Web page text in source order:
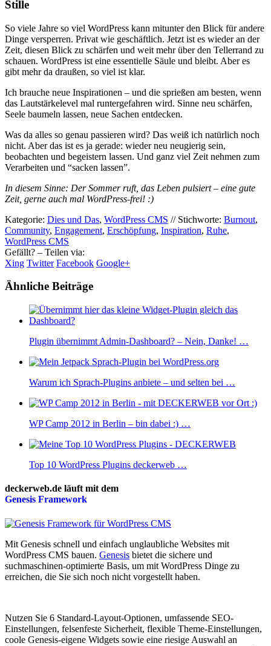
Stille
So viele Jahre so viel WordPress kann mitunter den Blick für andere
Dinge versperren. Privat wie geschäftlich. Jetzt ist es wieder an der
Zeit, diesen Blick zu schärfen und weit mehr über den Tellerrand zu
schauen. WordPress ist eine essentielle Säule und bleibt. Aber es
gibt mehr da draußen, so viel ist klar.
Ich brauche neue Inspirationen – und die sprießen am besten, wenn
das Lautstärkelevel mal runtergefahren wird. Sinne neu schärfen,
Seele baumeln lassen, neue Sachen entdecken.
Was da alles so genau passieren wird? Das weiß ich natürlich noch
nicht. Aber das ist es ja gerade: wieder neu neugierig sein,
beobachten und begeistern lassen. Und ganz viel Zeit nehmen zum
Verarbeiten und “sacken lassen”.
In diesem Sinne: Der Sommer ruft, das Leben pulsiert – eine gute
Zeit, gerne auch mal WordPress-frei! :)
Kategorie: Dies und Das, WordPress CMS // Stichworte: Burnout,
Community, Engagement, Erschöpfung, Inspiration, Ruhe,
WordPress CMS
Gefällt? – Teilen via:
Xing Twitter Facebook Google+
Ähnliche Beiträge
Plugin übernimmt Admin-Dashboard? – Nein, Danke! …
Warum ich Sprach-Plugins anbiete – und selten bei …
WP Camp 2012 in Berlin – bin dabei :) …
Top 10 WordPress Plugins deckerweb …
deckerweb.de läuft mit dem
Genesis Framework
Mit Genesis schnell und einfach unglaubliche Websites mit
WordPress CMS bauen. Genesis bietet die sichere und
suchmaschinen-optimierte Basis, um mit WordPress Dinge zu
erreichen, die Sie sich noch nicht vorgestellt haben.
Nutzen Sie 6 Standard-Layout-Optionen, umfassende SEO-
Einstellungen, felsenfeste Sicherheit, flexible Theme-Einstellungen,
coole Genesis-eigene Widgets sowie eine riesige Auswahl an